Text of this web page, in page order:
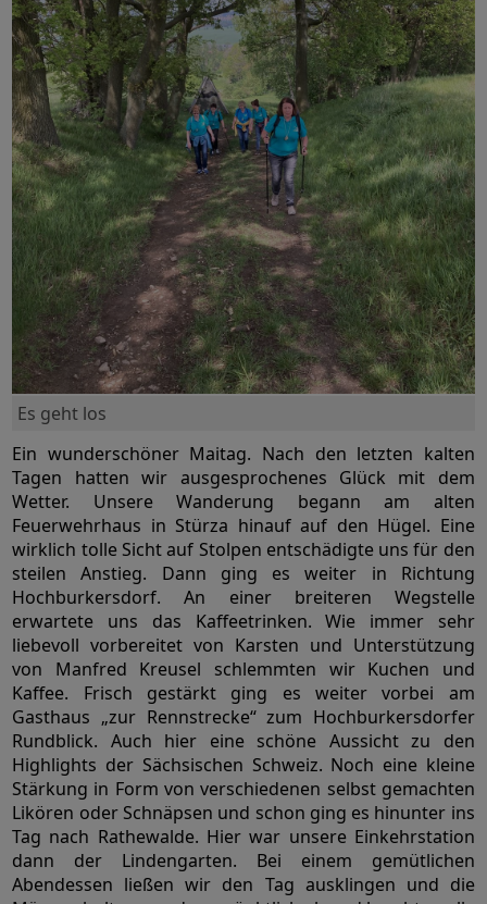
Es geht los
Ein wunderschöner Maitag. Nach den letzten kalten
Tagen hatten wir ausgesprochenes Glück mit dem
Wetter. Unsere Wanderung begann am alten
Feuerwehrhaus in Stürza hinauf auf den Hügel. Eine
wirklich tolle Sicht auf Stolpen entschädigte uns für den
steilen Anstieg. Dann ging es weiter in Richtung
Hochburkersdorf. An einer breiteren Wegstelle
erwartete uns das Kaffeetrinken. Wie immer sehr
liebevoll vorbereitet von Karsten und Unterstützung
von Manfred Kreusel schlemmten wir Kuchen und
Kaffee. Frisch gestärkt ging es weiter vorbei am
Gasthaus „zur Rennstrecke“ zum Hochburkersdorfer
Rundblick. Auch hier eine schöne Aussicht zu den
Highlights der Sächsischen Schweiz. Noch eine kleine
Stärkung in Form von verschiedenen selbst gemachten
Likören oder Schnäpsen und schon ging es hinunter ins
Tag nach Rathewalde. Hier war unsere Einkehrstation
dann der Lindengarten. Bei einem gemütlichen
Abendessen ließen wir den Tag ausklingen und die